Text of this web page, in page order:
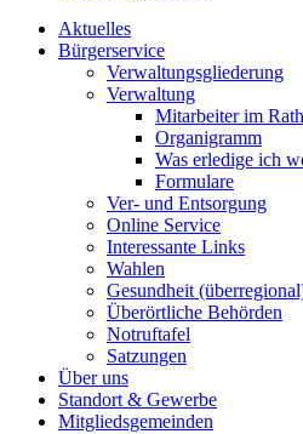
Aktuelles
Bürgerservice
Verwaltungsgliederung
Verwaltung
Mitarbeiter im
Organigramm
Was erledige ich
Formulare
Ver- und Entsorgung
Online Service
Interessante Links
Wahlen
Gesundheit
Überörtliche Behörden
Notruftafel
Satzungen
Über uns
Standort & Gewerbe
Mitgliedsgemeinden